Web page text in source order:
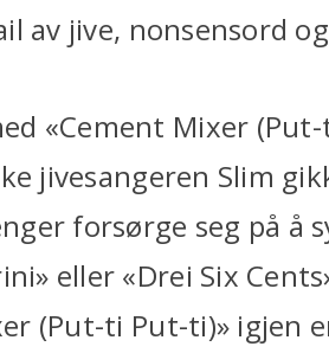
av jive, nonsensord
«Cement Mixer
jivesangeren Slim
forsørge seg på å
eller «Drei Six
(Put-ti Put-ti)» igjen